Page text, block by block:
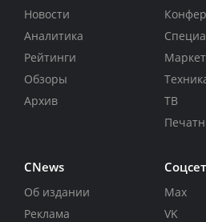
Новости
Аналитика
Рейтинги
Обзоры
Архив
Маркет
ТВ
CNews
Об издании
Реклама
Max
VK